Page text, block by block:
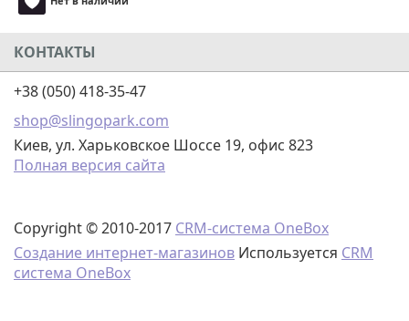
КОНТАКТЫ
+38 (050) 418-35-47
shop@slingopark.com
Киев, ул. Харьковское Шоссе 19, офис 823
Полная версия сайта
Copyright © 2010-2017 CRM-система OneBox
Создание интернет-магазинов Используется CRM
система OneBox